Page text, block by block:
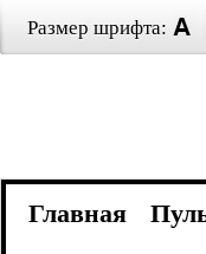
Размер шрифта:
Главная